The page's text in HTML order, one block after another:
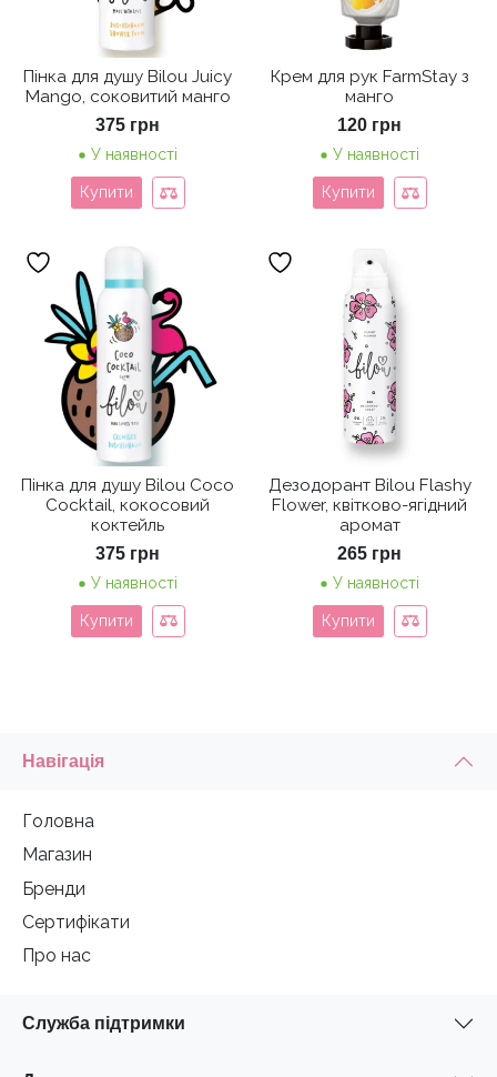
Пінка для душу Bilou Juicy
Mango, соковитий манго
375 грн
У наявності
Купити
Крем для рук FarmStay з
манго
120 грн
У наявності
Купити
Пінка для душу Bilou Coco
Cocktail, кокосовий
коктейль
375 грн
У наявності
Купити
Дезодорант Bilou Flashy
Flower, квітково-ягідний
аромат
265 грн
У наявності
Купити
Навігація
Головна
Магазин
Бренди
Сертифікати
Про нас
Служба підтримки